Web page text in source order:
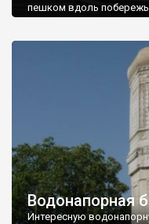
пешком вдоль
Водонапорная
Интересную